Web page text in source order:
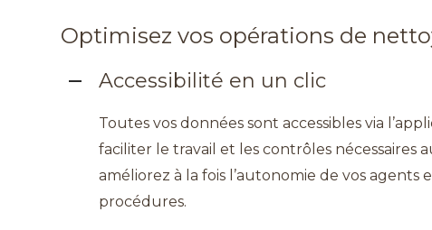
Optimisez vos opérations de
Accessibilité en un clic
Toutes vos données sont accessibles via
faciliter le travail et les contrôles nécessaires
améliorez à la fois l’autonomie de vos agents
procédures.